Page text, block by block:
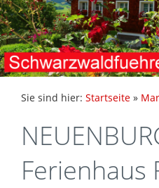
Sie sind hier: Startseite »
Ferienhaus